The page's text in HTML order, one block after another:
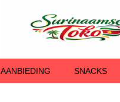
AANBIEDING SNACKS